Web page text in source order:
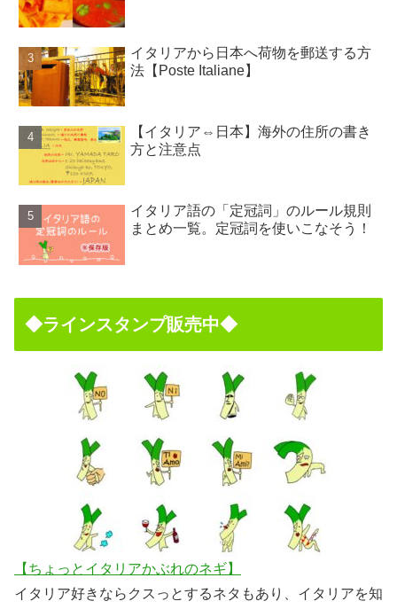
イタリアから日本へ荷物を郵送する方
法【Poste Italiane】
【イタリア⇔日本】海外の住所の書き
方と注意点
イタリア語の「定冠詞」のルール規則
まとめ一覧。定冠詞を使いこなそう！
◆ラインスタンプ販売中◆
【ちょっとイタリアかぶれのネギ】
イタリア好きならクスっとするネタもあり、イタリアを知